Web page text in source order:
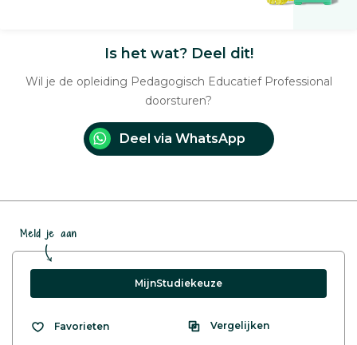
Is het wat? Deel dit!
Wil je de opleiding Pedagogisch Educatief Professional
doorsturen?
Deel via WhatsApp
Meld je aan
MijnStudiekeuze
Favorieten Vergelijken